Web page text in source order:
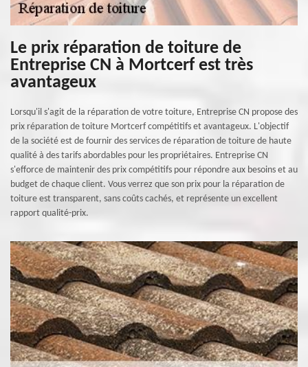
Le prix réparation de toiture de
Entreprise CN à Mortcerf est très
avantageux
Lorsqu'il s'agit de la réparation de votre toiture, Entreprise CN propose des
prix réparation de toiture Mortcerf compétitifs et avantageux. L'objectif
de la société est de fournir des services de réparation de toiture de haute
qualité à des tarifs abordables pour les propriétaires. Entreprise CN
s'efforce de maintenir des prix compétitifs pour répondre aux besoins et au
budget de chaque client. Vous verrez que son prix pour la réparation de
toiture est transparent, sans coûts cachés, et représente un excellent
rapport qualité-prix.